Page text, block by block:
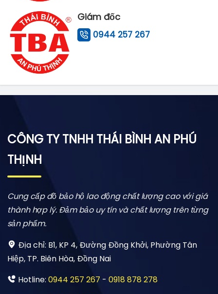
Giám đốc
0944 257 267
CÔNG TY TNHH THÁI BÌNH AN PHÚ
THỊNH
Cung cấp đồ bảo hộ lao động chất lượng cao với giá
thành hợp lý. Đảm bảo uy tín và chất lượng trên từng
sản phẩm.
Địa chỉ: B1, KP 4, Đường Đồng Khởi, Phường Tân
Hiệp, TP. Biên Hòa, Đồng Nai
Hotline: 0944 257 267 - 0918 878 278